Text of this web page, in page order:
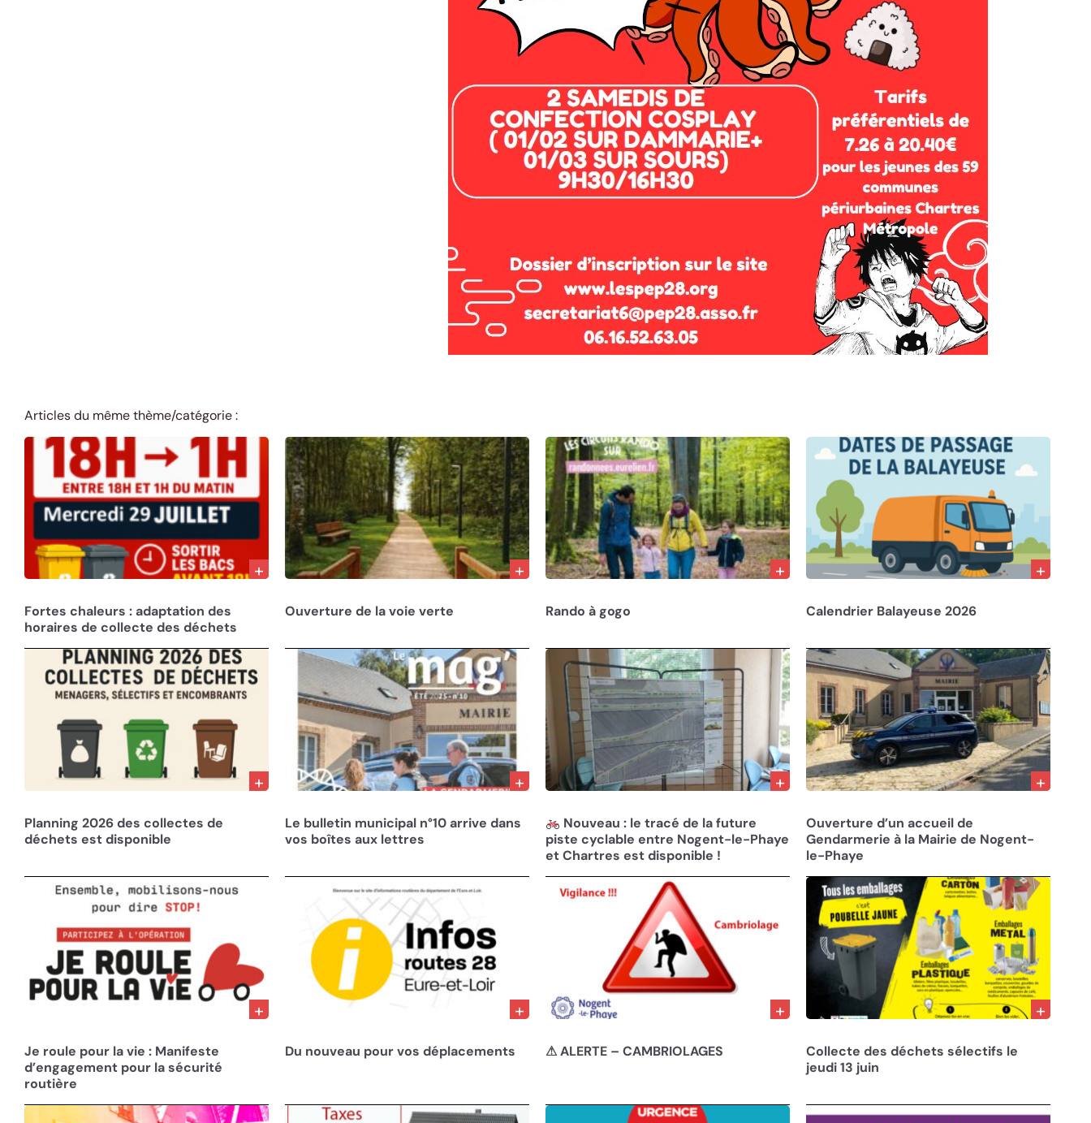
Articles du même thème/catégorie :
Fortes chaleurs : adaptation des
horaires de collecte des déchets
Ouverture de la voie verte Rando à gogo Calendrier Balayeuse 2026
Planning 2026 des collectes de
déchets est disponible
Le bulletin municipal n°10 arrive dans
vos boîtes aux lettres
Nouveau : le tracé de la future
piste cyclable entre Nogent-le-Phaye
et Chartres est disponible !
Ouverture d’un accueil de
Gendarmerie à la Mairie de Nogent-
le-Phaye
Je roule pour la vie : Manifeste
d’engagement pour la sécurité
routière
Du nouveau pour vos déplacements ⚠ ALERTE – CAMBRIOLAGES
Collecte des déchets sélectifs le
jeudi 13 juin